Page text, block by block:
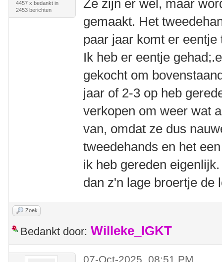
4457 x bedankt in
2453 berichten
Ze zijn er wel, maar
gemaakt. Het
paar jaar komt er
Ik heb er eentje
gekocht om
jaar of 2-3 op heb
verkopen om weer wat
van, omdat ze dus
tweedehands en het
ik heb gereden
dan z'n lage broertje de
Zoek
Bedankt door: Willeke_IGKT
07-Oct-2025, 08:51 PM